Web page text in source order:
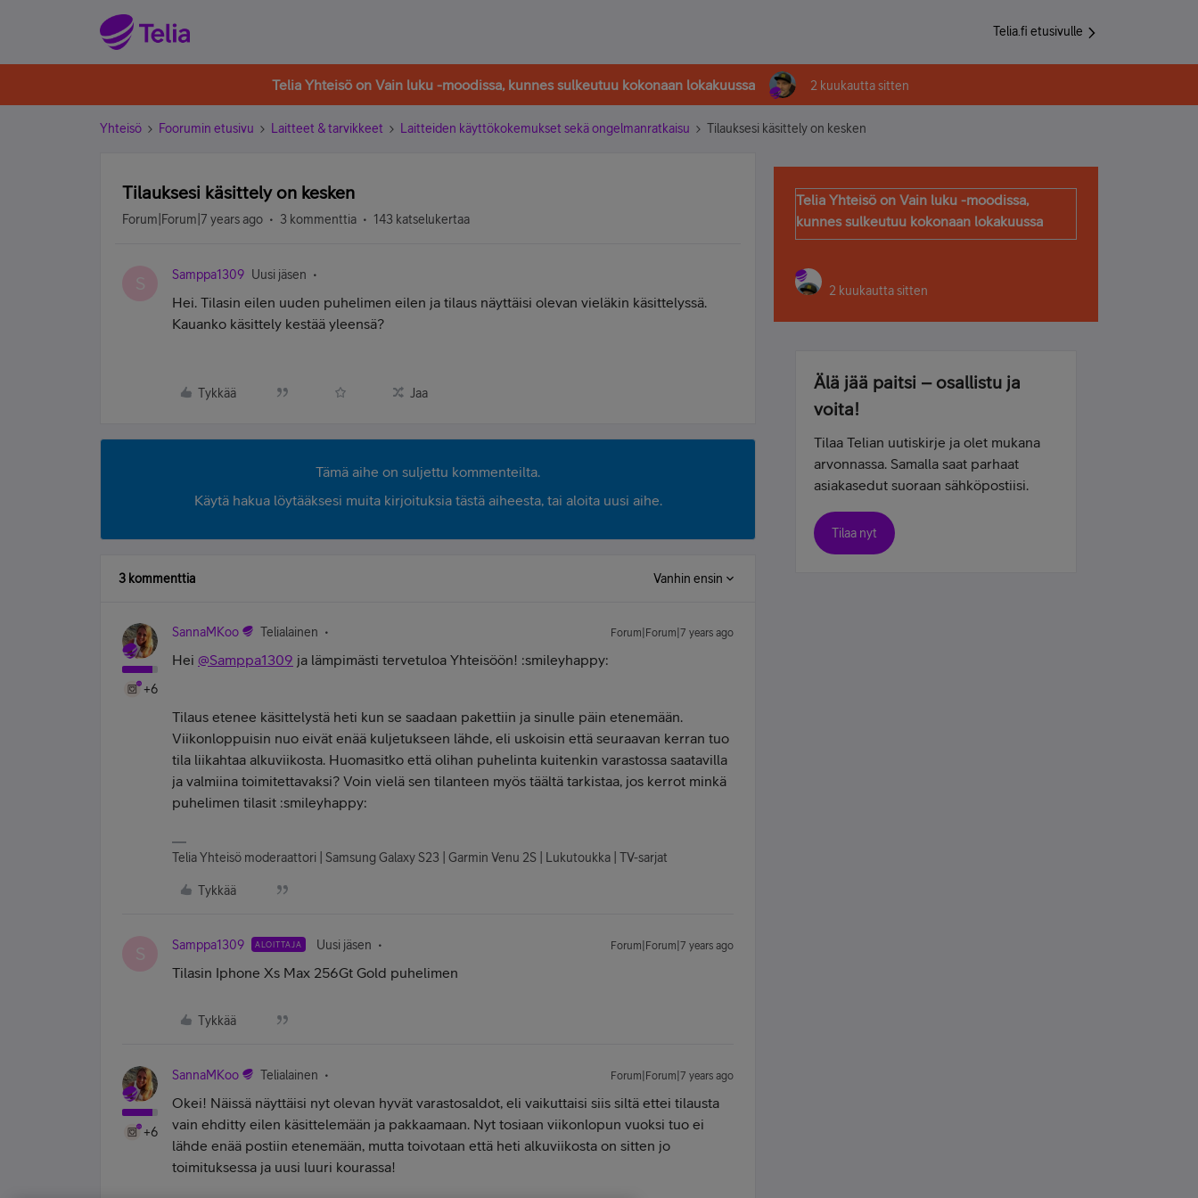
Telia.fi etusivulle
Telia Yhteisö on Vain luku -moodissa, kunnes sulkeutuu kokonaan lokakuussa 2 kuukautta sitten
Yhteisö Foorumin etusivu Laitteet & tarvikkeet Laitteiden käyttökokemukset sekä ongelmanratkaisu Tilauksesi käsittely on kesken
Tilauksesi käsittely on kesken
Forum|Forum|7 years ago 3 kommenttia 143 katselukertaa
S Samppa1309 Uusi jäsen
Hei. Tilasin eilen uuden puhelimen eilen ja tilaus näyttäisi olevan vieläkin käsittelyssä.
Kauanko käsittely kestää yleensä?
Tykkää Jaa
Tämä aihe on suljettu kommenteilta.
Käytä hakua löytääksesi muita kirjoituksia tästä aiheesta, tai aloita uusi aihe.
3 kommenttia Vanhin ensin
+6
SannaMKoo Telialainen Forum|Forum|7 years ago
Hei @Samppa1309 ja lämpimästi tervetuloa Yhteisöön! :smileyhappy:
Tilaus etenee käsittelystä heti kun se saadaan pakettiin ja sinulle päin etenemään.
Viikonloppuisin nuo eivät enää kuljetukseen lähde, eli uskoisin että seuraavan kerran tuo
tila liikahtaa alkuviikosta. Huomasitko että olihan puhelinta kuitenkin varastossa saatavilla
ja valmiina toimitettavaksi? Voin vielä sen tilanteen myös täältä tarkistaa, jos kerrot minkä
puhelimen tilasit :smileyhappy:
Telia Yhteisö moderaattori | Samsung Galaxy S23 | Garmin Venu 2S | Lukutoukka | TV-sarjat
Tykkää
S Samppa1309 ALOITTAJA Uusi jäsen Forum|Forum|7 years ago
Tilasin Iphone Xs Max 256Gt Gold puhelimen
Tykkää
+6
SannaMKoo Telialainen Forum|Forum|7 years ago
Okei! Näissä näyttäisi nyt olevan hyvät varastosaldot, eli vaikuttaisi siis siltä ettei tilausta
vain ehditty eilen käsittelemään ja pakkaamaan. Nyt tosiaan viikonlopun vuoksi tuo ei
lähde enää postiin etenemään, mutta toivotaan että heti alkuviikosta on sitten jo
toimituksessa ja uusi luuri kourassa!
Telia Yhteisö on Vain luku -moodissa,
kunnes sulkeutuu kokonaan lokakuussa
2 kuukautta sitten
Älä jää paitsi – osallistu ja
voita!
Tilaa Telian uutiskirje ja olet mukana
arvonnassa. Samalla saat parhaat
asiakasedut suoraan sähköpostiisi.
Tilaa nyt